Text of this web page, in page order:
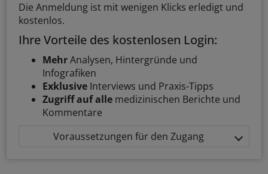
Die Anmeldung ist mit wenigen Klicks erledigt und
kostenlos.
Ihre Vorteile des kostenlosen Login:
MehrAnalysen, Hintergründe und
Infografiken
Exklusive Interviews und Praxis-Tipps
Zugriff auf alle medizinischen Berichte und
Kommentare
Voraussetzungen für den Zugang